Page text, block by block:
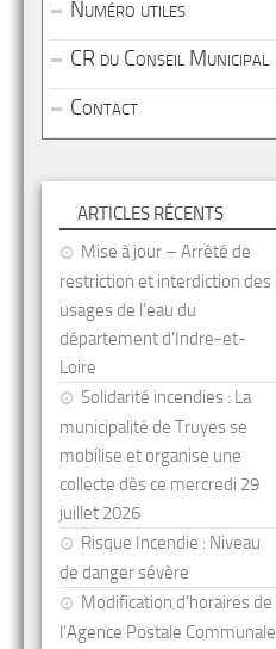
Numéro utiles
CR du Conseil Municipal
Contact
ARTICLES RÉCENTS
Mise à jour – Arrêté de
restriction et interdiction des
usages de l’eau du
département d’Indre-et-
Loire
Solidarité incendies : La
municipalité de Truyes se
mobilise et organise une
collecte dès ce mercredi 29
juillet 2026
Risque Incendie : Niveau
de danger sévère
Modification d’horaires de
l’Agence Postale Communale